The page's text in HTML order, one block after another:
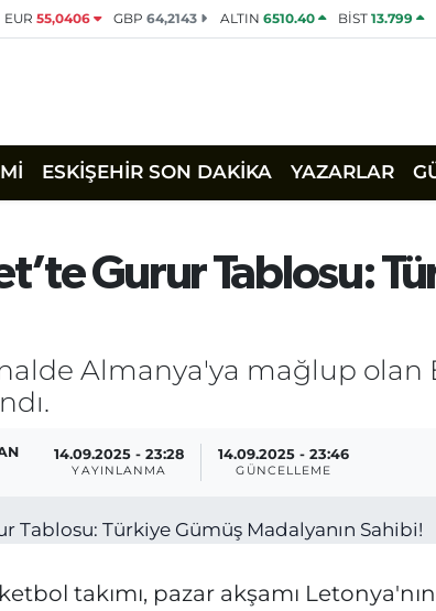
EUR 55,0406 GBP64,2143 ALTIN 6510.40 BİST13.799
ESKİŞEHİR SON DAKİKA YAZARLAR
Gurur Tablosu:
Almanya'ya mağlup
14.09.2025 - 23:28
YAYINLANMA
14.09.2025 - 23:46
GÜNCELLEME
takımı, pazar akşamı